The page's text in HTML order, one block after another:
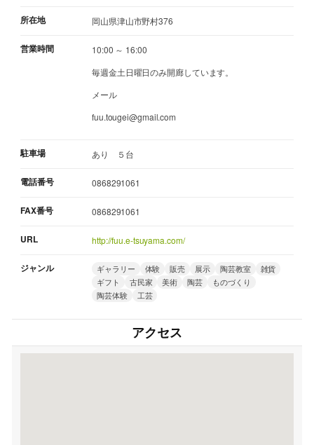
所在地 岡山県津山市野村376
営業時間
10:00 ～ 16:00
毎週金土日曜日のみ開廊しています。
メール
fuu.tougei@gmail.com
駐車場 あり ５台
電話番号 0868291061
FAX番号 0868291061
URL http://fuu.e-tsuyama.com/
ジャンル ギャラリー 体験 販売 展示 陶芸教室
雑貨
ギフト
古民家 美術 陶芸
ものづくり
陶芸体験
工芸
アクセス